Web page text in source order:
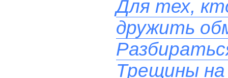
Для тех,
дружить
Трещины